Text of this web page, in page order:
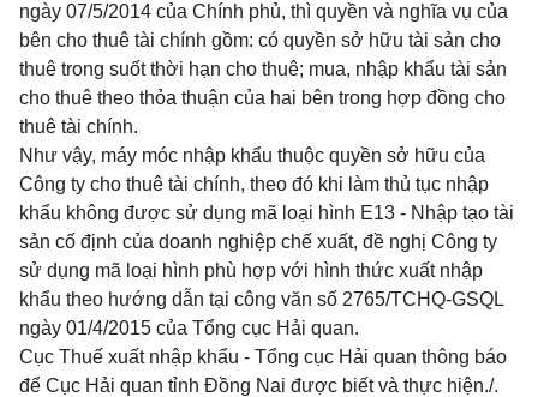
ngày 07/5/2014 của Chính phủ, thì quyền và nghĩa vụ của
bên cho thuê tài chính gồm: có quyền sở hữu tài sản cho
thuê trong suốt thời hạn cho thuê; mua, nhập khẩu tài sản
cho thuê theo thỏa thuận của hai bên trong hợp đồng cho
thuê tài chính.
Như vậy, máy móc nhập khẩu thuộc quyền sở hữu của
Công ty cho thuê tài chính, theo đó khi làm thủ tục nhập
khẩu không được sử dụng mã loại hình E13 - Nhập tạo tài
sản cố định của doanh nghiệp chế xuất, đề nghị Công ty
sử dụng mã loại hình phù hợp với hình thức xuất nhập
khẩu theo hướng dẫn tại công văn số 2765/TCHQ-GSQL
ngày 01/4/2015 của Tổng cục Hải quan.
Cục Thuế xuất nhập khẩu - Tổng cục Hải quan thông báo
để Cục Hải quan tỉnh Đồng Nai được biết và thực hiện./.